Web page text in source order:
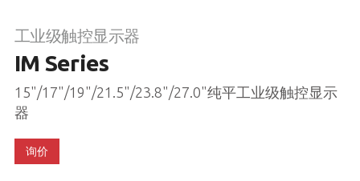
工业级触控显示器
IM Series
15"/17"/19"/21.5"/23.8"/27.0"纯平工业级触控显示
器
询价